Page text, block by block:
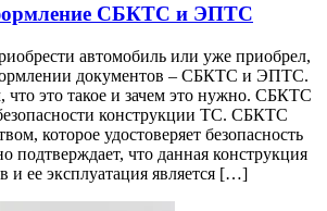
СБКТС и ЭПТС
автомобиль или уже приобрел,
документов – СБКТС и ЭПТС.
это такое и зачем это нужно. СБКТС
конструкции ТС. СБКТС
которое удостоверяет безопасность
подтверждает, что данная конструкция
и ее эксплуатация является […]